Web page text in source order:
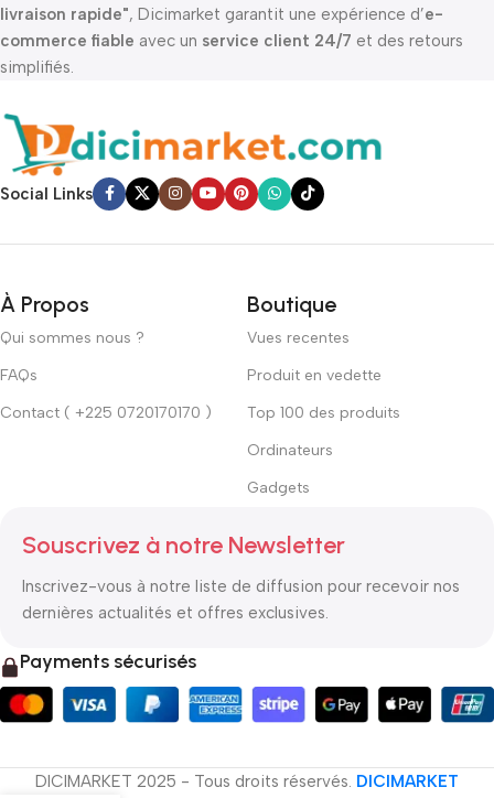
livraison rapide", Dicimarket garantit une expérience d’e-
commerce fiable avec un service client 24/7 et des retours
simplifiés.
Social Links
À Propos
Qui sommes nous ?
FAQs
Contact ( +225 0720170170 )
Boutique
Vues recentes
Produit en vedette
Top 100 des produits
Ordinateurs
Gadgets
Souscrivez à notre Newsletter
Inscrivez-vous à notre liste de diffusion pour recevoir nos
dernières actualités et offres exclusives.
Payments sécurisés
DICIMARKET 2025 - Tous droits réservés. DICIMARKET